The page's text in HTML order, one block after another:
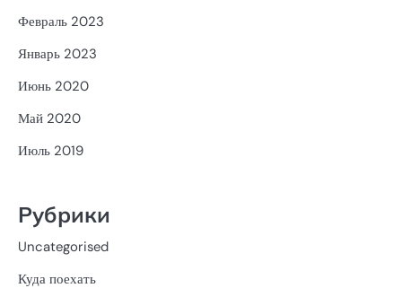
Февраль 2023
Январь 2023
Июнь 2020
Май 2020
Июль 2019
Рубрики
Uncategorised
Куда поехать